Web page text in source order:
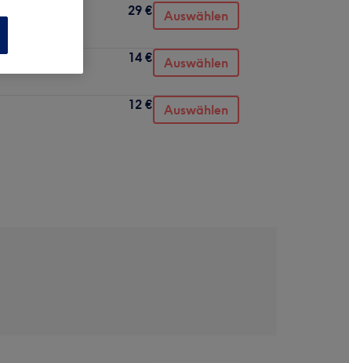
29 € Auswählen
14 € Auswählen
12 € Auswählen